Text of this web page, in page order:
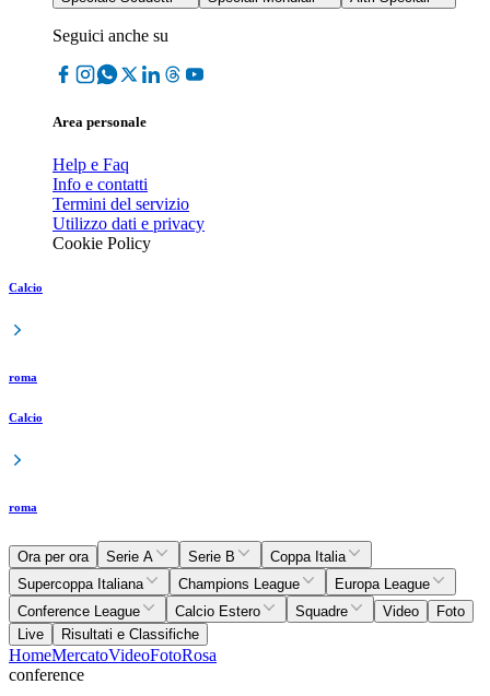
Seguici anche su
Area personale
Help e Faq
Info e contatti
Termini del servizio
Utilizzo dati e privacy
Cookie Policy
Calcio
roma
Calcio
roma
Ora per ora Serie A Serie B
Coppa Italia
Supercoppa Italiana
Champions League
Europa League
Conference League
Calcio Estero Squadre Video
Foto
Live
Risultati e Classifiche
HomeMercatoVideoFotoRosa
conference